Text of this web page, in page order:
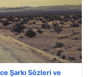
Şarkı Sözleri ve